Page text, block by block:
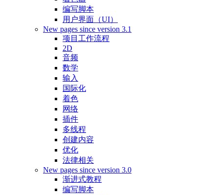
编写脚本
用户界面（UI）
New pages since version 3.1
项目工作流程
2D
音频
数学
输入
国际化
着色
网络
插件
多线程
创建内容
优化
法律相关
New pages since version 3.0
渐进式教程
编写脚本